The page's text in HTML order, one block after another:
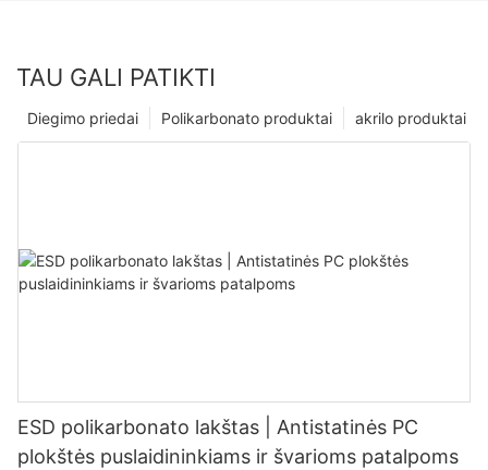
TAU GALI PATIKTI
akrilo produktai
Polikarbonato produktai
Diegimo priedai
ESD polikarbonato lakštas | Antistatinės PC
plokštės puslaidininkiams ir švarioms patalpoms